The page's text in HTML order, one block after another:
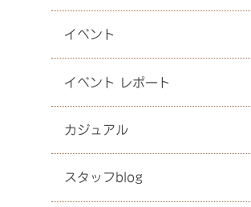
イベント
イベント レポート
カジュアル
スタッフblog